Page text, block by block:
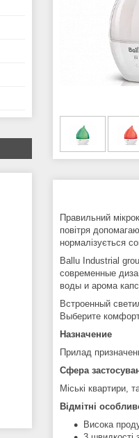
Правильний
повітря
нормалізується
Ballu Industrial
современные
воды и арома
Встроенный
Выберите
Назначение
Прилад
Сфера
Міські квартири,
Відмітні
Висока